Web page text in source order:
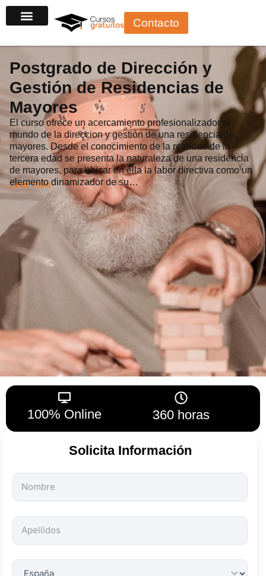
al
Contacto
Postgrado de Dirección y
Gestión de Residencias de
Mayores
El curso ofrece un acercamiento profesionalizador al
mundo de la direccion y gestión de una residencia de
mayores. Desde el conocimiento de la realidad de la
tercera edad se presenta la naturaleza de una residencia
de mayores, para ubicar en ella la labor directiva como un
elemento dinamizador de su…
Leer más
100% Online 360 horas
Solicita Información
Todos
los
son
obligatorios.